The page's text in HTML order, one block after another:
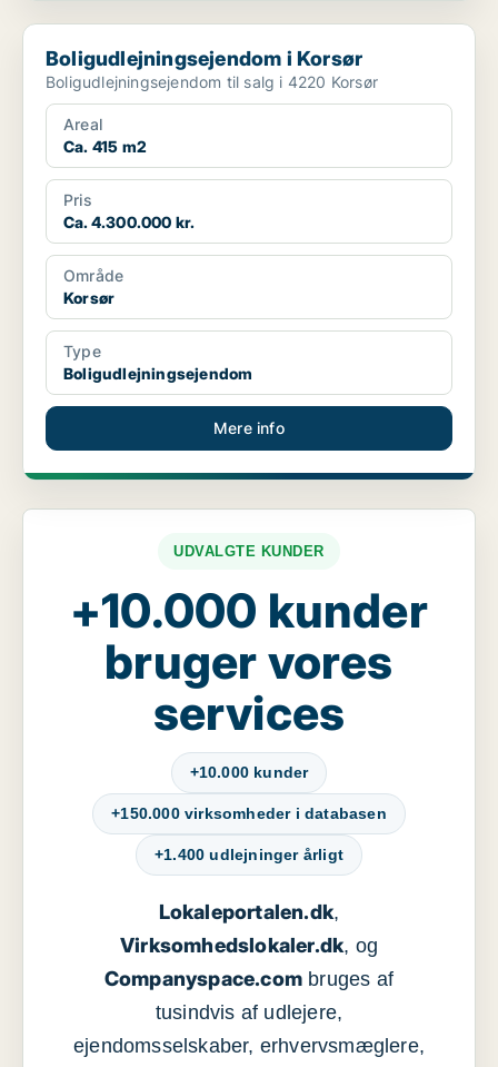
Boligudlejningsejendom i Korsør
Boligudlejningsejendom i Korsør
Boligudlejningsejendom til salg i 4220 Korsør
Areal
Ca. 415 m2
Pris
Ca. 4.300.000 kr.
Område
Korsør
Type
Boligudlejningsejendom
Mere info
UDVALGTE KUNDER
+10.000 kunder
bruger vores
services
+10.000 kunder
+150.000 virksomheder i databasen
+1.400 udlejninger årligt
Lokaleportalen.dk,
Virksomhedslokaler.dk, og
Companyspace.com bruges af
tusindvis af udlejere,
ejendomsselskaber, erhvervsmæglere,